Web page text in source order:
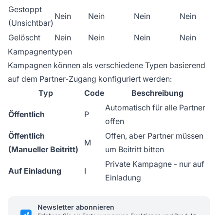
Gestoppt
(Unsichtbar)
Nein Nein Nein Nein
Gelöscht Nein Nein Nein
Nein
Kampagnentypen
Kampagnen können als verschiedene Typen basierend
auf dem Partner-Zugang konfiguriert werden:
Typ
Code Beschreibung
Öffentlich P
Automatisch für alle Partner
offen
Öffentlich
(Manueller Beitritt)
M
Offen, aber Partner müssen
um Beitritt bitten
Auf Einladung I
Private Kampagne - nur auf
Einladung
Newsletter abonnieren